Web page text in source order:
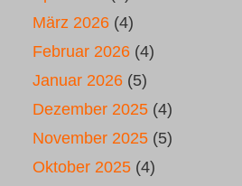
März 2026 (4)
Februar 2026 (4)
Januar 2026 (5)
Dezember 2025 (4)
November 2025 (5)
Oktober 2025 (4)